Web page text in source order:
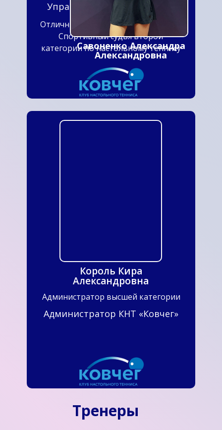
Тренеры
Король Кира
Александровна
Администратор КНТ «Ковчег»
Администратор высшей категории
Управляющий КНТ «Ковчег»
Отличник физкультуры и спорта РФ
Спортивный судья второй
категории по настольному теннису
Савоненко Александра
Александровна